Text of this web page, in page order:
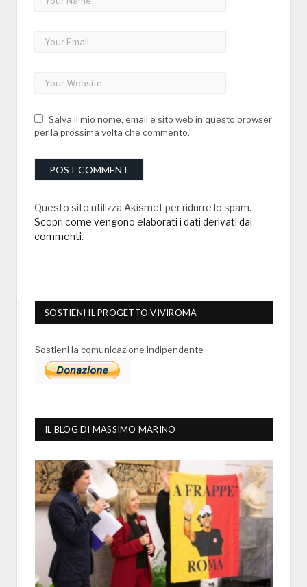
Salva il mio nome, email e sito web in questo browser
per la prossima volta che commento.
Questo sito utilizza Akismet per ridurre lo spam.
Scopri come vengono elaborati i dati derivati dai
commenti.
SOSTIENI IL PROGETTO VIVIROMA
Sostieni la comunicazione indipendente
IL BLOG DI MASSIMO MARINO